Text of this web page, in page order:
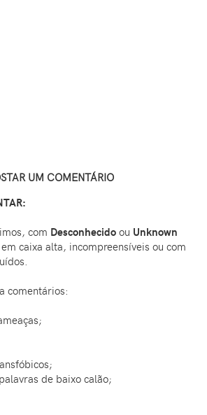
UM COMENTÁRIO
com Desconhecido ou Unknown
caixa alta, incompreensíveis ou com
comentários:
de baixo calão;